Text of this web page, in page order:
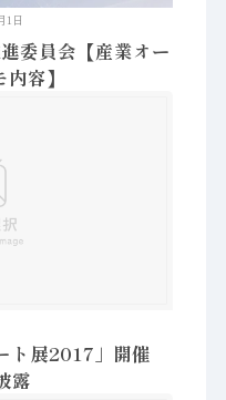
1日
委員会【産業オー
容】
ト展2017」開催
露